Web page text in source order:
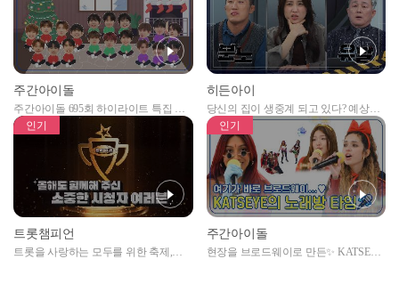
주간아이돌
주간아이돌 695회 하이라이트 특집 남
자아이돌편 예고
히든아이
당신의 집이 생중계 되고 있다? 예상치
못한 곳에서 일어나는 불법촬영 범죄!
인기
트롯챔피언
트롯을 사랑하는 모두를 위한 축제,
인기
주간아이돌
현장을 브로드웨이로 만든✨ KATSEYE